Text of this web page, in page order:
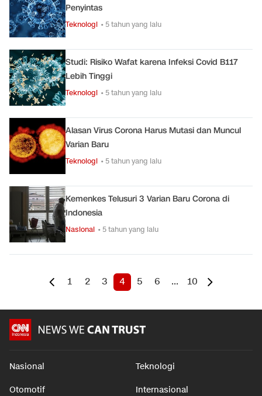
Penyintas
Teknologi • 5 tahun yang lalu
Studi: Risiko Wafat karena Infeksi Covid B117
Lebih Tinggi
Teknologi • 5 tahun yang lalu
Alasan Virus Corona Harus Mutasi dan Muncul
Varian Baru
Teknologi • 5 tahun yang lalu
Kemenkes Telusuri 3 Varian Baru Corona di
Indonesia
Nasional • 5 tahun yang lalu
1 2 3 4 5 6 ... 10
Nasional Teknologi
Otomotif Internasional